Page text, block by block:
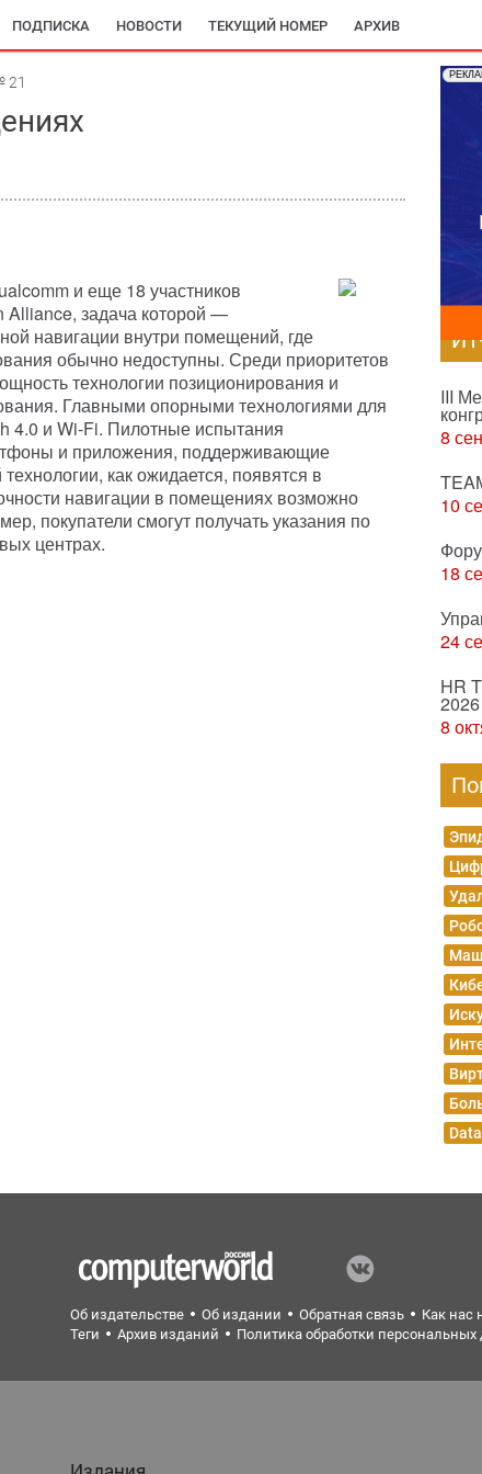
ПОДПИСКА НОВОСТИ ТЕКУЩИЙ НОМЕР АРХИВ
21
и еще 18 участников
Alliance, задача которой —
навигации внутри помещений, где
обычно недоступны. Среди приоритетов
технологии позиционирования и
Главными опорными технологиями для
4.0 и Wi-Fi. Пилотные испытания
и приложения, поддерживающие
как ожидается, появятся в
навигации в помещениях возможно
покупатели смогут получать указания по
центрах.
III
8
10
18
24
HR
2026
8
Об издательстве Об издании Обратная связь Как нас
Теги
Архив изданий Политика обработки